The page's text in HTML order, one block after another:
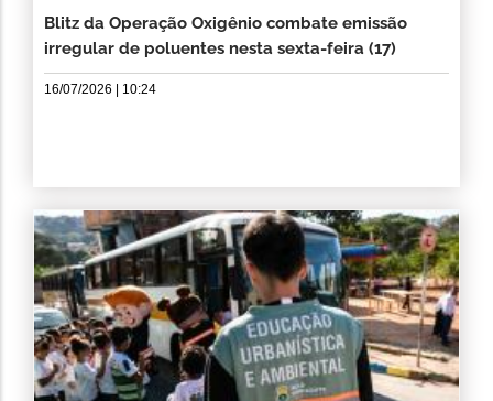
Blitz da Operação Oxigênio combate emissão
irregular de poluentes nesta sexta-feira (17)
16/07/2026 | 10:24